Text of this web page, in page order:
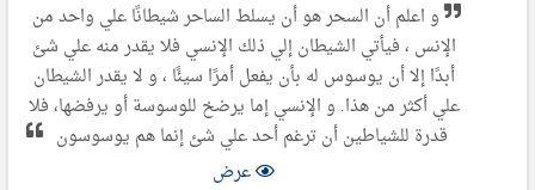
و اعلم أن السحر هو أن يسلط الساحر شيطانًا علي واحد من
الإنس ، فيأتي الشيطان إلي ذلك الإنسي فلا يقدر منه علي شئ
أبدًا إلا أن يوسوس له بأن يفعل أمرًا سيئًا ، و لا يقدر الشيطان
علي أكثر من هذا. و الإنسي إما يرضخ للوسوسة أو يرفضها، فلا
قدرة للشياطين أن ترغم أحد علي شئ إنما هم يوسوسون
عرض